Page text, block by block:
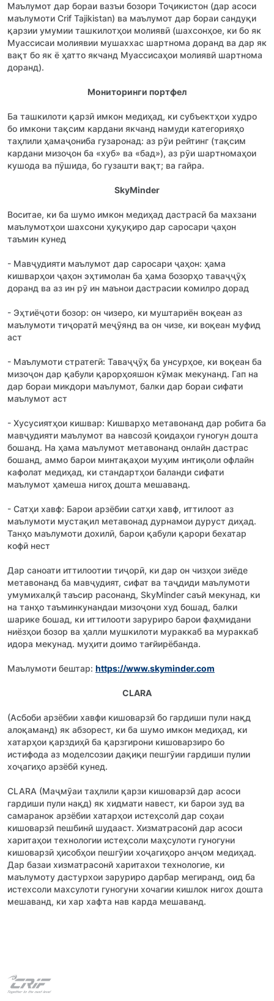
Маълумот дар бораи вазъи бозори Тоҷикистон (дар асоси
маълумоти Crif Tajikistan) ва маълумот дар бораи сандуқи
қарзии умумии ташкилотҳои молиявӣ (шахсонҳое, ки бо як
Муассисаи молиявии мушаххас шартнома доранд ва дар як
вақт бо як ё ҳатто якчанд Муассисаҳои молиявӣ шартнома
доранд).
Мониторинги портфел
Ба ташкилоти қарзӣ имкон медиҳад, ки субъектҳои худро
бо имкони тақсим кардани якчанд намуди категорияҳо
таҳлили ҳамаҷониба гузаронад: аз рӯи рейтинг (тақсим
кардани мизоҷон ба «хуб» ва «бад»), аз рӯи шартномаҳои
кушода ва пӯшида, бо гузашти вақт; ва гайра.
SkyMinder
Воситае, ки ба шумо имкон медиҳад дастрасӣ ба махзани
маълумотҳои шахсони ҳуқуқиро дар саросари ҷаҳон
таъмин кунед
- Мавҷудияти маълумот дар саросари ҷаҳон: ҳама
кишварҳои ҷаҳон эҳтимолан ба ҳама бозорҳо таваҷҷӯҳ
доранд ва аз ин рӯ ин маънои дастрасии комилро дорад
- Эҳтиёҷоти бозор: он чизеро, ки муштариён воқеан аз
маълумоти тиҷоратӣ меҷӯянд ва он чизе, ки воқеан муфид
аст
- Маълумоти стратегӣ: Таваҷҷӯҳ ба унсурҳое, ки воқеан ба
мизоҷон дар қабули қарорҳояшон кӯмак мекунанд. Гап на
дар бораи микдори маълумот, балки дар бораи сифати
маълумот аст
- Хусусиятҳои кишвар: Кишварҳо метавонанд дар робита ба
мавҷудияти маълумот ва навсозӣ қоидаҳои гуногун дошта
бошанд. На ҳама маълумот метавонанд онлайн дастрас
бошанд, аммо барои минтақаҳои муҳим интиқоли офлайн
кафолат медиҳад, ки стандартҳои баланди сифати
маълумот ҳамеша нигоҳ дошта мешаванд.
- Сатҳи хавф: Барои арзёбии сатҳи хавф, иттилоот аз
маълумоти мустақил метавонад дурнамои дуруст диҳад.
Танҳо маълумоти дохилӣ, барои қабули қарори бехатар
кофӣ нест
Дар саноати иттилоотии тиҷорӣ, ки дар он чизҳои зиёде
метавонанд ба мавҷудият, сифат ва таҷдиди маълумоти
умумихалқӣ таъсир расонанд, SkyMinder саъй мекунад, ки
на танҳо таъминкунандаи мизоҷони худ бошад, балки
шарике бошад, ки иттилооти заруриро барои фаҳмидани
ниёзҳои бозор ва ҳалли мушкилоти мураккаб ва мураккаб
идора мекунад. муҳити доимо тағйирёбанда.
Маълумоти бештар: https://www.skyminder.com
CLARA
(Асбоби арзёбии хавфи кишоварзӣ бо гардиши пули нақд
алоқаманд) як абзорест, ки ба шумо имкон медиҳад, ки
хатарҳои қарздиҳӣ ба қарзгирони кишоварзиро бо
истифода аз моделсозии дақиқи пешгӯии гардиши пулии
хоҷагиҳо арзёбӣ кунед.
CLARA (Маҷмӯаи таҳлили қарзи кишоварзӣ дар асоси
гардиши пули нақд) як хидмати навест, ки барои зуд ва
самаранок арзёбии хатарҳои истеҳсолӣ дар соҳаи
кишоварзӣ пешбинӣ шудааст. Хизматрасонӣ дар асоси
харитаҳои технологии истеҳсоли маҳсулоти гуногуни
кишоварзӣ ҳисобҳои пешгӯии хоҷагиҳоро анҷом медиҳад.
Дар базаи хизматрасонй харитахои технологие, ки
маълумоту дастурхои заруриро дарбар мегиранд, оид ба
истехсоли махсулоти гуногуни хочагии кишлок нигох дошта
мешаванд, ки хар хафта нав карда мешаванд.